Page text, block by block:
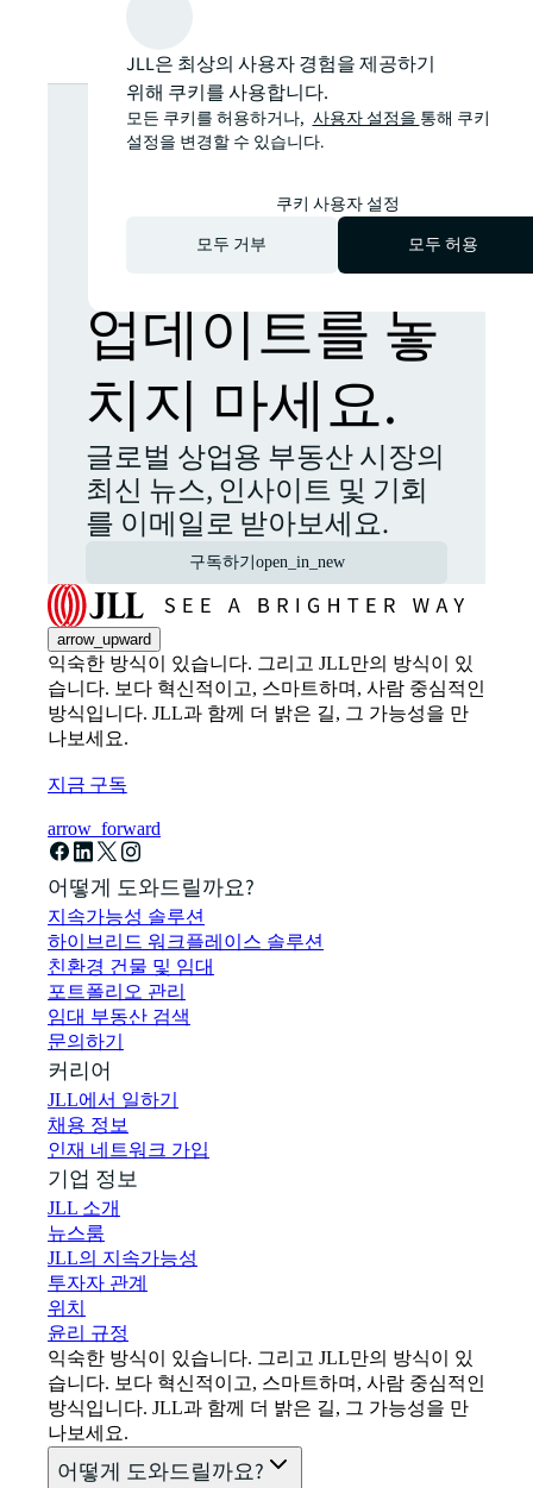
더 많은 인사
이트를 찾으시
나요? 새로운
업데이트를 놓
치지 마세요.
글로벌 상업용 부동산 시장의
최신 뉴스, 인사이트 및 기회
를 이메일로 받아보세요.
구독하기open_in_new
arrow_upward
익숙한 방식이 있습니다. 그리고 JLL만의 방식이 있
습니다. 보다 혁신적이고, 스마트하며, 사람 중심적인
방식입니다. JLL과 함께 더 밝은 길, 그 가능성을 만
나보세요.
지금 구독
arrow_forward
어떻게 도와드릴까요?
지속가능성 솔루션
하이브리드 워크플레이스 솔루션
친환경 건물 및 임대
포트폴리오 관리
임대 부동산 검색
문의하기
커리어
JLL에서 일하기
채용 정보
인재 네트워크 가입
기업 정보
JLL 소개
뉴스룸
JLL의 지속가능성
투자자 관계
위치
윤리 규정
익숙한 방식이 있습니다. 그리고 JLL만의 방식이 있
습니다. 보다 혁신적이고, 스마트하며, 사람 중심적인
방식입니다. JLL과 함께 더 밝은 길, 그 가능성을 만
나보세요.
어떻게 도와드릴까요?
JLL은 최상의 사용자 경험을 제공하기
위해 쿠키를 사용합니다.
모든 쿠키를 허용하거나, 사용자 설정을 통해 쿠키
설정을 변경할 수 있습니다.
쿠키 사용자 설정
모두 거부
모두 허용